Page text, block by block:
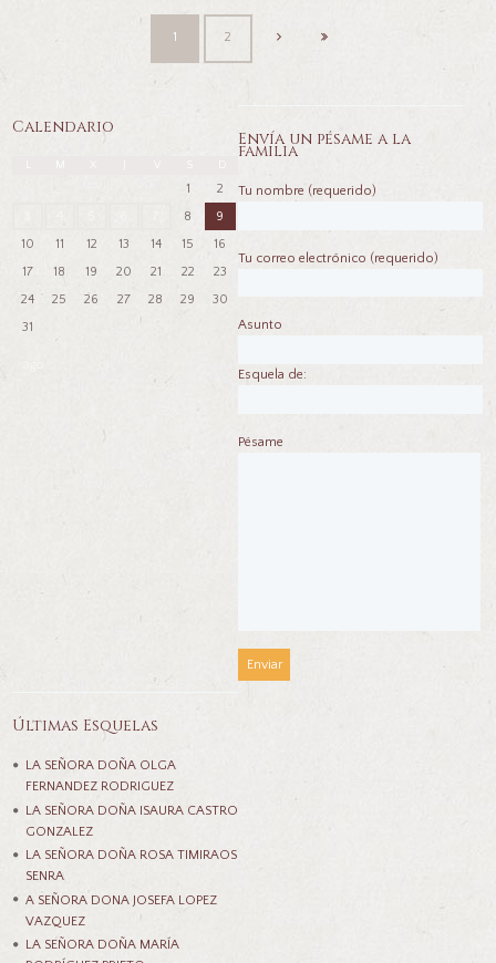
1 2
Calendario
M
1
2
8
9
10
11 12 13 14 15
16
17
18 19 20 21 22
23
24
25 26 27 28 29
30
31
Envía un pésame a la
familia
Tu nombre (requerido)
Tu correo electrónico (requerido)
Asunto
Esquela de:
Pésame
Últimas Esquelas
LA SEÑORA DOÑA OLGA
FERNANDEZ RODRIGUEZ
LA SEÑORA DOÑA ISAURA CASTRO
GONZALEZ
LA SEÑORA DOÑA ROSA TIMIRAOS
SENRA
A SEÑORA DONA JOSEFA LOPEZ
VAZQUEZ
LA SEÑORA DOÑA MARÍA